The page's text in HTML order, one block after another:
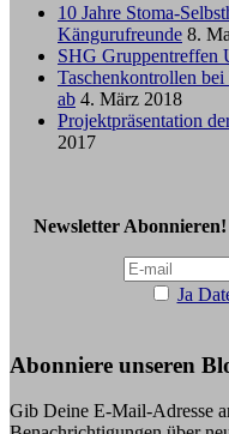
10 Jahre Stoma-
Kängurufreunde 8.
SHG Gruppentreffen
Taschenkontrollen
ab 4. März 2018
Projektpräsentation
2017
Newsletter Abonnieren!
Ja
Abonniere unseren
Gib Deine E-Mail-Adresse